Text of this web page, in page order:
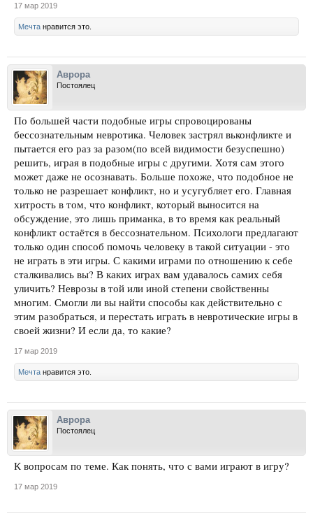
17 мар 2019
Мечта нравится это.
Аврора
Постоялец
По большей части подобные игры спровоцированы
бессознательным невротика. Человек застрял вьконфликте и
пытается его раз за разом(по всей видимости безуспешно)
решить, играя в подобные игры с другими. Хотя сам этого
может даже не осознавать. Больше похоже, что подобное не
только не разрешает конфликт, но и усугубляет его. Главная
хитрость в том, что конфликт, который выносится на
обсуждение, это лишь приманка, в то время как реальный
конфликт остаётся в бессознательном. Психологи предлагают
только один способ помочь человеку в такой ситуации - это
не играть в эти игры. С какими играми по отношению к себе
сталкивались вы? В каких играх вам удавалось самих себя
уличить? Неврозы в той или иной степени свойственны
многим. Смогли ли вы найти способы как действительно с
этим разобраться, и перестать играть в невротические игры в
своей жизни? И если да, то какие?
17 мар 2019
Мечта нравится это.
Аврора
Постоялец
К вопросам по теме. Как понять, что с вами играют в игру?
17 мар 2019